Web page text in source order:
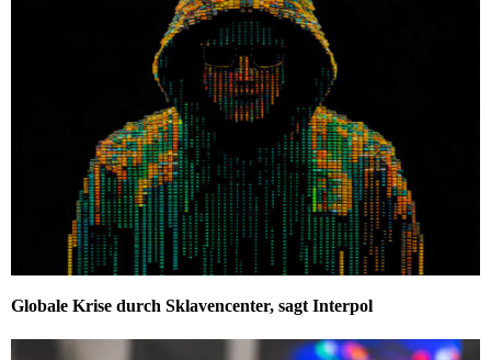
Globale Krise durch Sklavencenter, sagt Interpol